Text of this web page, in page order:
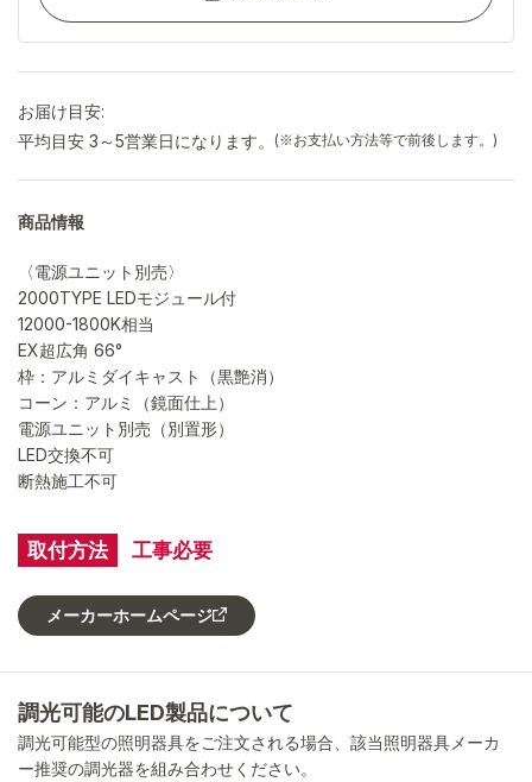
取付方法 工事必要
お届け目安:
平均目安 3～5営業日になります。
(※お支払い方法等で前後します。)
商品情報
〈電源ユニット別売〉
2000TYPE LEDモジュール付
12000-1800K相当
EX超広角 66°
枠：アルミダイキャスト（黒艶消）
コーン：アルミ（鏡面仕上）
電源ユニット別売（別置形）
LED交換不可
断熱施工不可
メーカーホームページ
調光可能のLED製品について
調光可能型の照明器具をご注文される場合、該当照明器具メーカ
ー推奨の調光器を組み合わせください。